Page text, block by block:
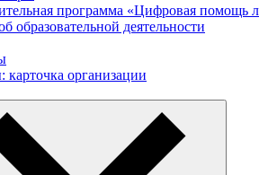
программа «Цифровая помощь
образовательной деятельности
карточка организации